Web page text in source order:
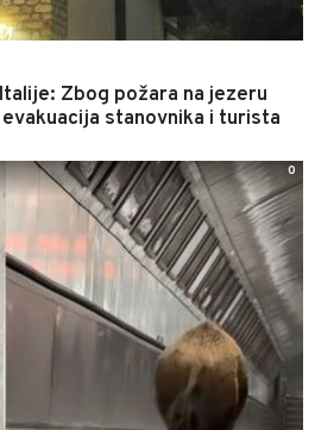
Zbog požara na jezeru
stanovnika i turista
0